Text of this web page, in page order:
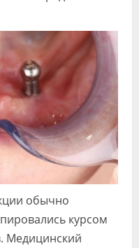
обычно
курсом
Медицинский